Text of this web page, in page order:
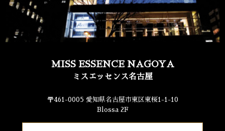
MISS ESSENCE NAGOYA
ミスエッセンス名古屋
〒461-0005 愛知県名古屋市東区東桜1-1-10
Blossa 2F